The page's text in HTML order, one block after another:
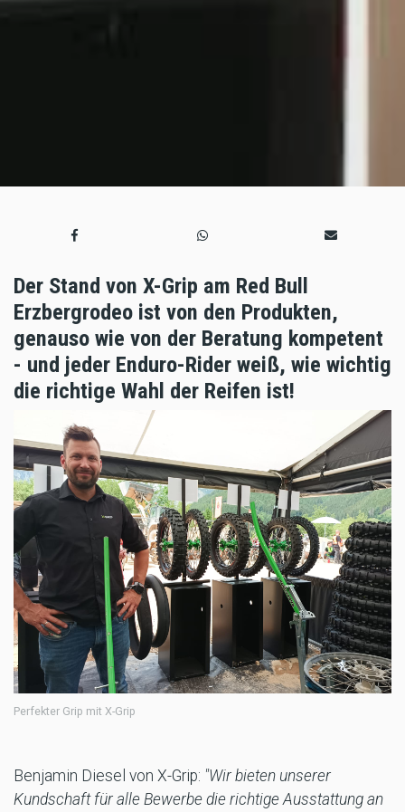
Der Stand von X-Grip am Red Bull
Erzbergrodeo ist von den Produkten,
genauso wie von der Beratung kompetent
- und jeder Enduro-Rider weiß, wie wichtig
die richtige Wahl der Reifen ist!
Perfekter Grip mit X-Grip
Benjamin Diesel von X-Grip: "Wir bieten unserer
Kundschaft für alle Bewerbe die richtige Ausstattung an